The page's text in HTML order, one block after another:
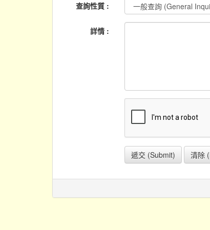
查詢性質 :
詳情 :